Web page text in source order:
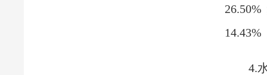
14.43%
4.